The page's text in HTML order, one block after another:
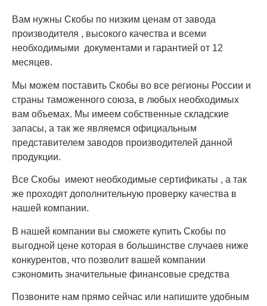
Вам нужны Скобы по низким ценам от завода
производителя , высокого качества и всеми
необходимыми документами и гарантией от 12
месяцев.
Мы можем поставить Скобы во все регионы России и
страны таможенного союза, в любых необходимых
вам объемах. Мы имеем собственные складские
запасы, а так же являемся официальным
представителем заводов производителей данной
продукции.
Все Скобы имеют необходимые сертификаты , а так
же проходят дополнительную проверку качества в
нашей компании.
В нашей компании вы сможете купить Скобы по
выгодной цене которая в большинстве случаев ниже
конкурентов, что позволит вашей компании
сэкономить значительные финансовые средства
Позвоните нам прямо сейчас или напишите удобным